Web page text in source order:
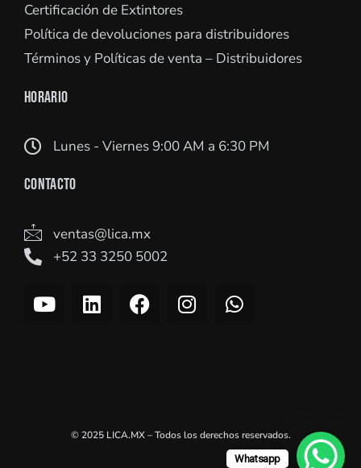
Certificación de Extintores
Política de devoluciones para distribuidores
Términos y Políticas de venta – Distribuidores
HORARIO
Lunes - Viernes 9:00 AM a 6:30 PM
CONTACTO
ventas@lica.mx
+52 33 3250 5002
Y
o
L
i
n
F
a
k
I
n
a
W
h
p
© 2025 LICA.MX – Todos los derechos reservados.
Whatsapp